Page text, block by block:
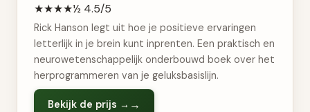
★★★★½ 4.5/5
Rick Hanson legt uit hoe je positieve ervaringen
letterlijk in je brein kunt inprenten. Een praktisch en
neurowetenschappelijk onderbouwd boek over het
herprogrammeren van je geluksbasislijn.
Bekijk de prijs →